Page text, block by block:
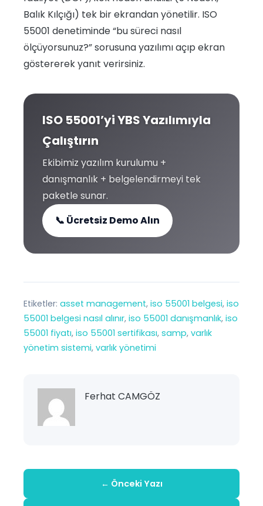
Balık Kılçığı) tek bir ekrandan yönetilir. ISO
55001 denetiminde “bu süreci nasıl
ölçüyorsunuz?” sorusuna yazılımı açıp ekran
göstererek yanıt verirsiniz.
ISO 55001’yi YBS Yazılımıyla
Çalıştırın
Ekibimiz yazılım kurulumu +
danışmanlık + belgelendirmeyi tek
paketle sunar.
📞 Ücretsiz Demo Alın
Etiketler: asset management, iso 55001 belgesi, iso
55001 belgesi nasıl alınır, iso 55001 danışmanlık, iso
55001 fiyatı, iso 55001 sertifikası, samp, varlık
yönetim sistemi, varlık yönetimi
Ferhat CAMGÖZ
← Önceki Yazı